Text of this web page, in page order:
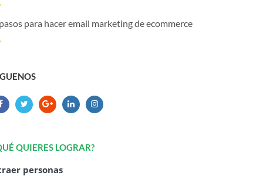
para hacer email marketing de ecommerce
QUIERES LOGRAR?
personas